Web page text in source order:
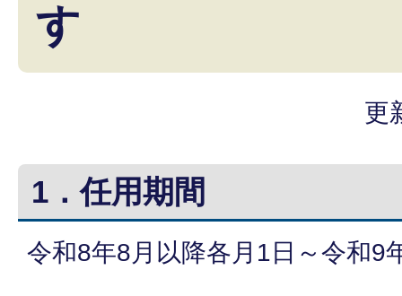
す
更
1．任用期間
令和8年8月以降各月1日～令和9